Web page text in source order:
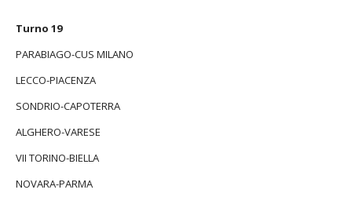
Turno 19
PARABIAGO-CUS MILANO
LECCO-PIACENZA
SONDRIO-CAPOTERRA
ALGHERO-VARESE
VII TORINO-BIELLA
NOVARA-PARMA